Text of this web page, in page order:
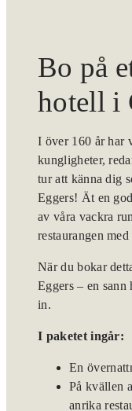
Bo på
hotell i
I över 160 år har
kungligheter,
tur att känna dig
Eggers! Ät en
av våra vackra
restaurangen
När du bokar
Eggers – en sann
in.
I paketet ingår:
En
På kvällen
anrika